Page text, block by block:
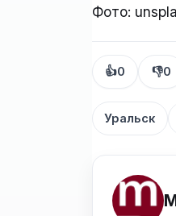
Фото:
👍0 👎0
Уральск